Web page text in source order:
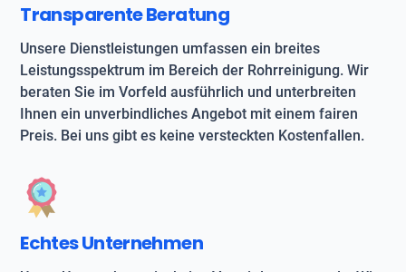
Transparente Beratung
Unsere Dienstleistungen umfassen ein breites
Leistungsspektrum im Bereich der Rohrreinigung. Wir
beraten Sie im Vorfeld ausführlich und unterbreiten
Ihnen ein unverbindliches Angebot mit einem fairen
Preis. Bei uns gibt es keine versteckten Kostenfallen.
Echtes Unternehmen